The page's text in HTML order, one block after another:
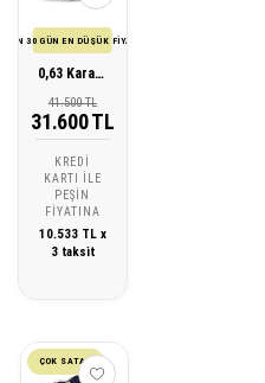
SON 30 GÜN EN DÜŞÜK FİYATI
0,63 Karat Pırlanta Safir Yüzük
41.500 TL
31.600 TL
KREDI
KARTI ILE
PEŞIN
FIYATINA
10.533 TL x
3 taksit
ÇOK SATAN